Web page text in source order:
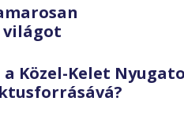
Közel-Kelet